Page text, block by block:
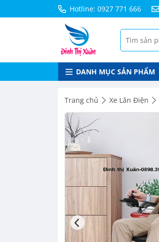
Hotline: 0927 771 666
DANH MỤC SẢN PHẨM
Trang chủ Xe Lăn Điện